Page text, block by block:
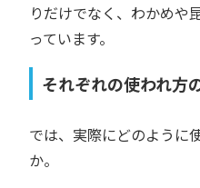
りだけでなく、わかめや
っています。
それぞれの使われ方
では、実際にどのように
か。